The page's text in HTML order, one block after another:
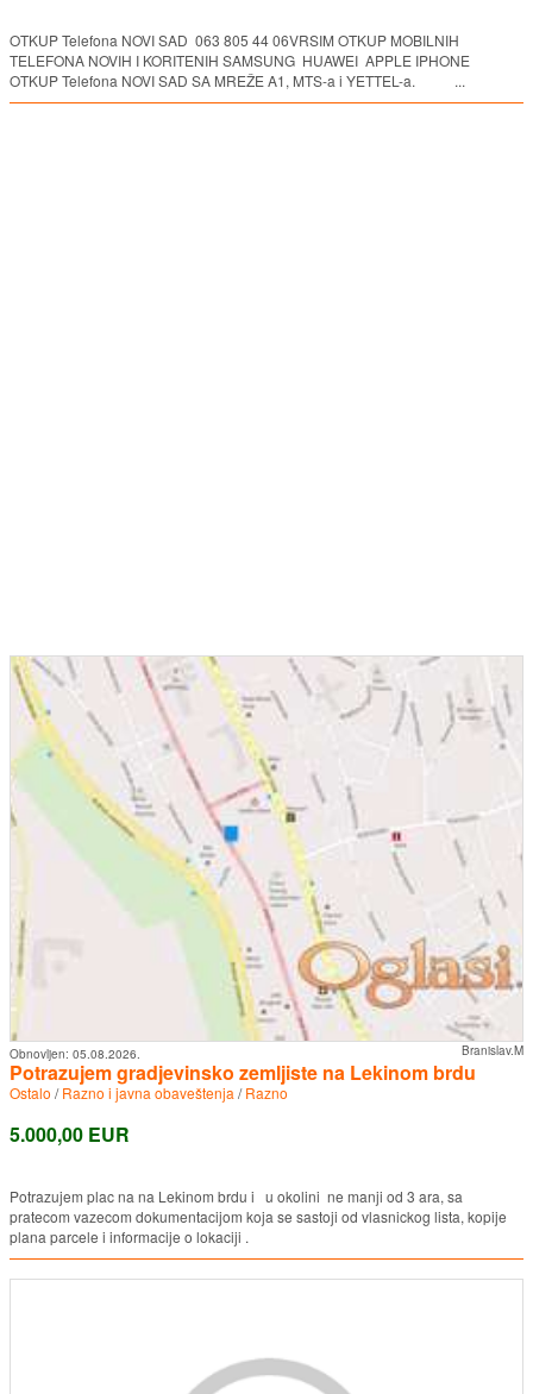
OTKUP Telefona NOVI SAD 063 805 44 06VRSIM OTKUP MOBILNIH
TELEFONA NOVIH I KORITENIH SAMSUNG HUAWEI APPLE IPHONE
OTKUP Telefona NOVI SAD SA MREŽE A1, MTS-a i YETTEL-a. ...
Branislav.M
Obnovljen: 05.08.2026.
Potrazujem gradjevinsko zemljiste na Lekinom brdu
Ostalo /Razno i javna obaveštenja /Razno
5.000,00 EUR
Potrazujem plac na na Lekinom brdu i u okolini ne manji od 3 ara, sa
pratecom vazecom dokumentacijom koja se sastoji od vlasnickog lista, kopije
plana parcele i informacije o lokaciji .